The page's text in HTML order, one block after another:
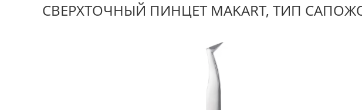
СВЕРХТОЧНЫЙ ПИНЦЕТ MAKART, ТИП